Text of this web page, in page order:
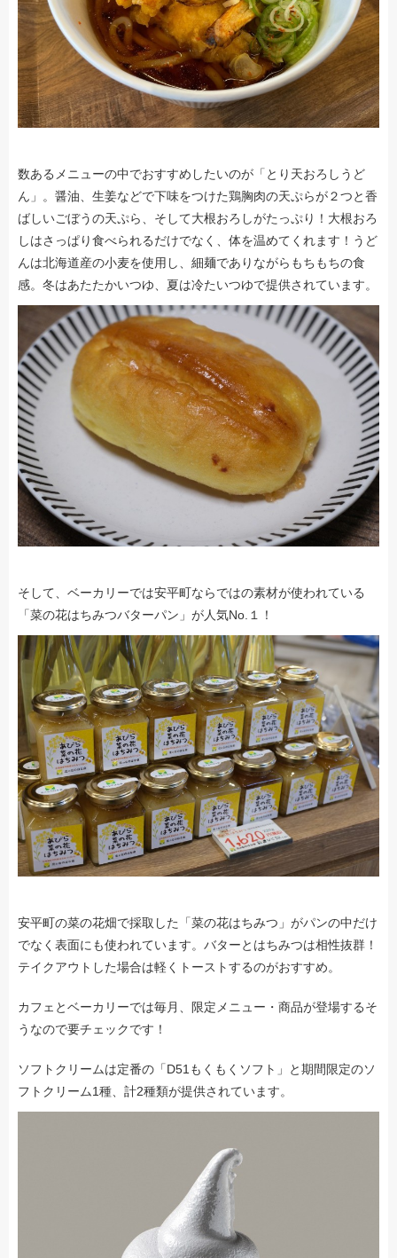
数あるメニューの中でおすすめしたいのが「とり天おろしうど
ん」。醤油、生姜などで下味をつけた鶏胸肉の天ぷらが２つと香
ばしいごぼうの天ぷら、そして大根おろしがたっぷり！大根おろ
しはさっぱり食べられるだけでなく、体を温めてくれます！うど
んは北海道産の小麦を使用し、細麺でありながらもちもちの食
感。冬はあたたかいつゆ、夏は冷たいつゆで提供されています。
そして、ベーカリーでは安平町ならではの素材が使われている
「菜の花はちみつバターパン」が人気No.１！
安平町の菜の花畑で採取した「菜の花はちみつ」がパンの中だけ
でなく表面にも使われています。バターとはちみつは相性抜群！
テイクアウトした場合は軽くトーストするのがおすすめ。
カフェとベーカリーでは毎月、限定メニュー・商品が登場するそ
うなので要チェックです！
ソフトクリームは定番の「D51もくもくソフト」と期間限定のソ
フトクリーム1種、計2種類が提供されています。